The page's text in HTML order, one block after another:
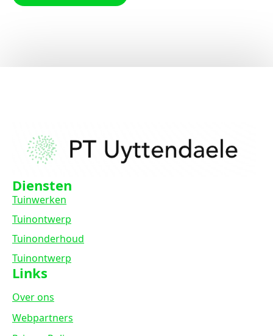
Diensten
Tuinwerken
Tuinontwerp
Tuinonderhoud
Tuinontwerp
Links
Over ons
Webpartners